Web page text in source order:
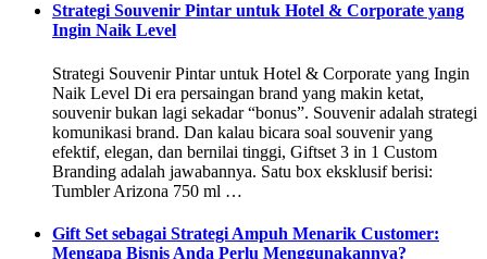
Strategi Souvenir Pintar untuk Hotel & Corporate yang
Ingin Naik Level
Strategi Souvenir Pintar untuk Hotel & Corporate yang Ingin
Naik Level Di era persaingan brand yang makin ketat,
souvenir bukan lagi sekadar “bonus”. Souvenir adalah strategi
komunikasi brand. Dan kalau bicara soal souvenir yang
efektif, elegan, dan bernilai tinggi, Giftset 3 in 1 Custom
Branding adalah jawabannya. Satu box eksklusif berisi:
Tumbler Arizona 750 ml …
Gift Set sebagai Strategi Ampuh Menarik Customer:
Mengapa Bisnis Anda Perlu Menggunakannya?